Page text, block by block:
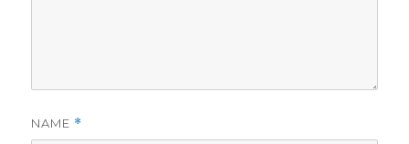
NAME *